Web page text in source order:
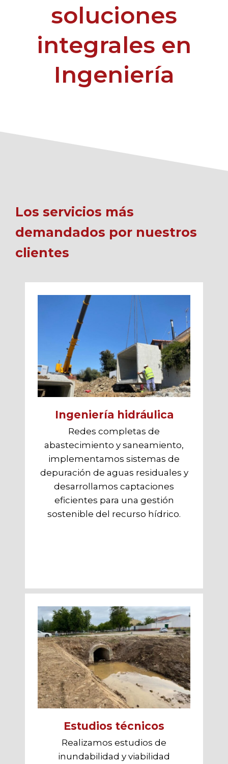
soluciones
integrales en
Ingeniería
Los servicios más
demandados por nuestros
clientes
Ingeniería hidráulica
Redes completas de
abastecimiento y saneamiento,
implementamos sistemas de
depuración de aguas residuales y
desarrollamos captaciones
eficientes para una gestión
sostenible del recurso hídrico.
Estudios técnicos
Realizamos estudios de
inundabilidad y viabilidad